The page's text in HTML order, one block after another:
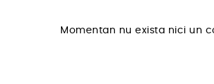
Momentan nu exista nici un